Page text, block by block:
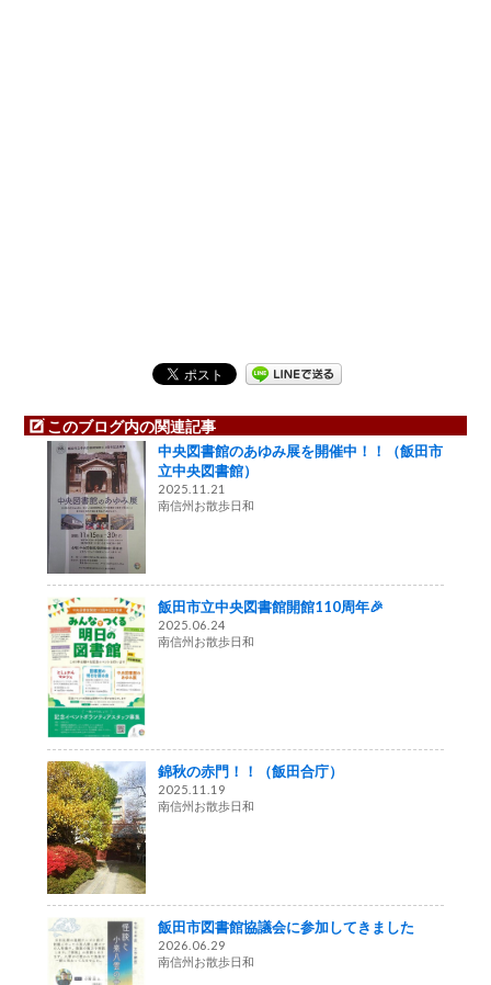
このブログ内の関連記事
中央図書館のあゆみ展を開催中！！（飯田市
立中央図書館）
2025.11.21
南信州お散歩日和
飯田市立中央図書館開館110周年🎉
2025.06.24
南信州お散歩日和
錦秋の赤門！！（飯田合庁）
2025.11.19
南信州お散歩日和
飯田市図書館協議会に参加してきました
2026.06.29
南信州お散歩日和